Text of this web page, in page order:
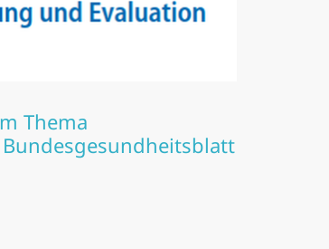
Thema